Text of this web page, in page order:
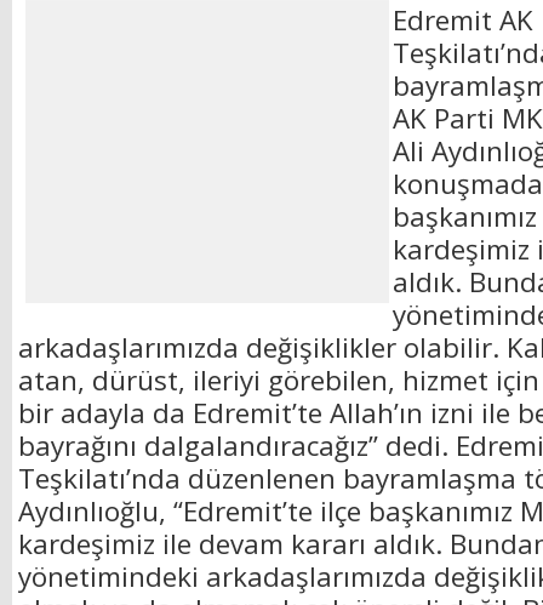
Edremit
AK Parti
Ali
kardeşimiz
aldık.
arkadaşlarımızda değişiklikler olabilir.
atan, dürüst, ileriyi görebilen, hizmet için
bir adayla da Edremit’te Allah’ın izni ile
bayrağını dalgalandıracağız” dedi.
Teşkilatı’nda düzenlenen bayramlaşma
Aydınlıoğlu, “Edremit’te ilçe başkanımız
kardeşimiz ile devam kararı aldık.
yönetimindeki arkadaşlarımızda